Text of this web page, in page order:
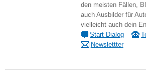
den meisten Fällen,
auch Ausbilder für
vielleicht auch dein
Start Dialog –
Newslettter